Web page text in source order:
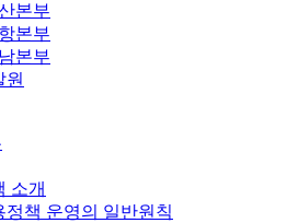
본부
본부
본부
원
소개
정책 운영의 일반원칙